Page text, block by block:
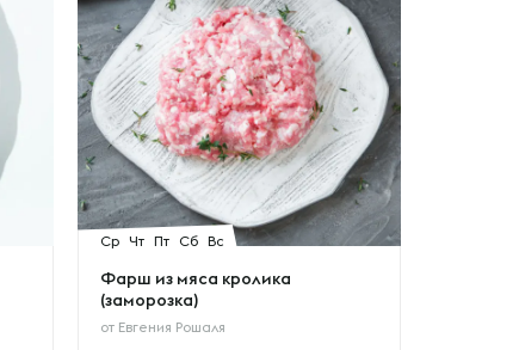
Ср Чт Пт Сб Вс
Фарш из мяса кролика
(заморозка)
от Евгения Рошаля